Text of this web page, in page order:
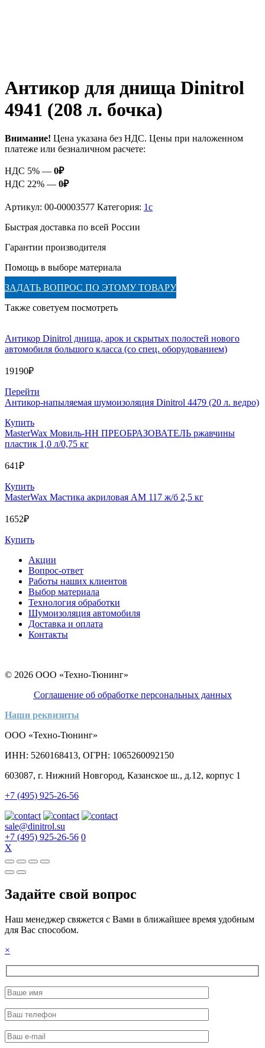
Антикор для днища Dinitrol
4941 (208 л. бочка)
Внимание! Цена указана без НДС. Цены при наложенном
платеже или безналичном расчете:
НДС 5% — 0₽
НДС 22% — 0₽
Артикул: 00-00003577 Категория: 1c
Быстрая доставка по всей России
Гарантии производителя
Помощь в выборе материала
ЗАДАТЬ ВОПРОС ПО ЭТОМУ ТОВАРУ
Также советуем посмотреть
Антикор Dinitrol днища, арок и скрытых полостей нового
автомобиля большого класса (со спец. оборудованием)
19190₽
Перейти
Антикор-напыляемая шумоизоляция Dinitrol 4479 (20 л. ведро)
Купить
MasterWax Мовиль-НН ПРЕОБРАЗОВАТЕЛЬ ржавчины
пластик 1,0 л/0,75 кг
641₽
Купить
MasterWax Мастика акриловая АМ 117 ж/б 2,5 кг
1652₽
Купить
Акции
Вопрос-ответ
Работы наших клиентов
Выбор материала
Технология обработки
Шумоизоляция автомобиля
Доставка и оплата
Контакты
© 2026 ООО «Техно-Тюнинг»
Соглашение об обработке персональных данных
Наши реквизиты
ООО «Техно-Тюнинг»
ИНН: 5260168413, ОГРН: 1065260092150
603087, г. Нижний Новгород, Казанское ш., д.12, корпус 1
+7 (495) 925-26-56
sale@dinitrol.su
+7 (495) 925-26-56 0
X
Задайте свой вопрос
Наш менеджер свяжется с Вами в ближайшее время удобным
для Вас способом.
×